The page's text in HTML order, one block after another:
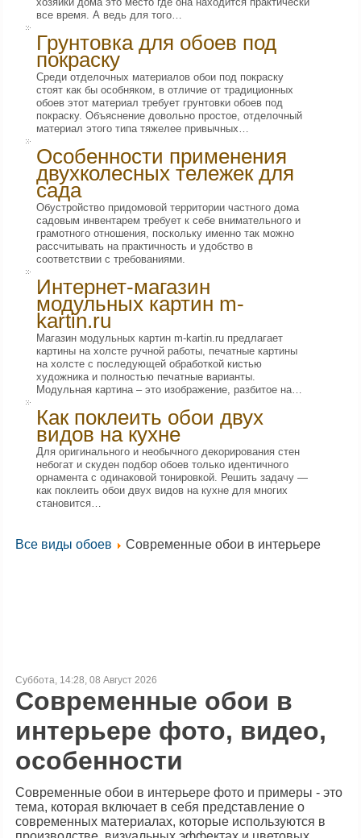
все время. А ведь для того…
Грунтовка для обоев под
покраску
Среди отделочных материалов обои под покраску
стоят как бы особняком, в отличие от традиционных
обоев этот материал требует грунтовки обоев под
покраску. Объяснение довольно простое, отделочный
материал этого типа тяжелее привычных…
Особенности применения
двухколесных тележек для
сада
Обустройство придомовой территории частного дома
садовым инвентарем требует к себе внимательного и
грамотного отношения, поскольку именно так можно
рассчитывать на практичность и удобство в
соответствии с требованиями.
Интернет-магазин
модульных картин m-
kartin.ru
Магазин модульных картин m-kartin.ru предлагает
картины на холсте ручной работы, печатные картины
на холсте с последующей обработкой кистью
художника и полностью печатные варианты.
Модульная картина – это изображение, разбитое на…
Как поклеить обои двух
видов на кухне
Для оригинального и необычного декорирования стен
небогат и скуден подбор обоев только идентичного
орнамента с одинаковой тонировкой. Решить задачу —
как поклеить обои двух видов на кухне для многих
становится…
Все виды обоев Современные обои в интерьере
Суббота, 14:28, 08 Август 2026
Современные обои в
интерьере фото, видео,
особенности
Современные обои в интерьере фото и примеры - это
тема, которая включает в себя представление о
современных материалах, которые используются в